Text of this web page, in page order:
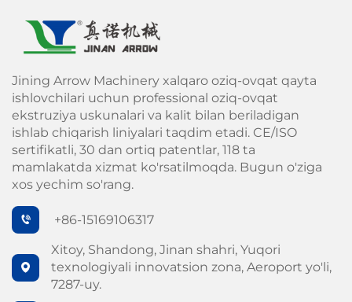
Jining Arrow Machinery xalqaro oziq-ovqat qayta
ishlovchilari uchun professional oziq-ovqat
ekstruziya uskunalari va kalit bilan beriladigan
ishlab chiqarish liniyalari taqdim etadi. CE/ISO
sertifikatli, 30 dan ortiq patentlar, 118 ta
mamlakatda xizmat ko'rsatilmoqda. Bugun o'ziga
xos yechim so'rang.
+86-15169106317
Xitoy, Shandong, Jinan shahri, Yuqori
texnologiyali innovatsion zona, Aeroport yo'li,
7287-uy.